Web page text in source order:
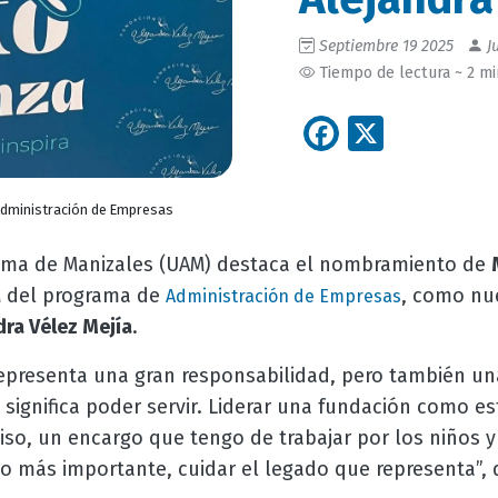
de Empresas
Septiembre 19 2025
Tiempo de lectura ~ 2
Facebook
de Manizales (UAM) destaca el nombramiento de
del programa de Administración de Empresas, como
Vélez Mejía.
una gran responsabilidad, pero también
poder servir. Liderar una fundación como
un encargo que tengo de trabajar por los niños
más importante, cuidar el legado que representa”,